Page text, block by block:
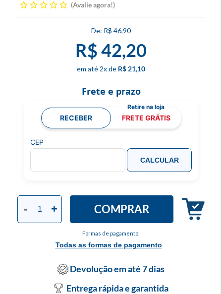
Avalie agora!
R$ 46,90
R$ 42,20
2x R$ 21,10
Formas de pagamento:
Todas as formas de pagamento
- + COMPRAR
Frete e prazo
RECEBER FRETE GRÁTIS
CEP
CALCULAR
Devolução em até 7 dias
Entrega rápida e garantida